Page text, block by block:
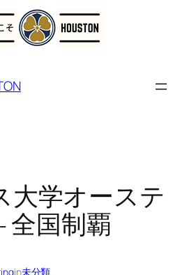
大学オーステ
全国制覇
in未分類